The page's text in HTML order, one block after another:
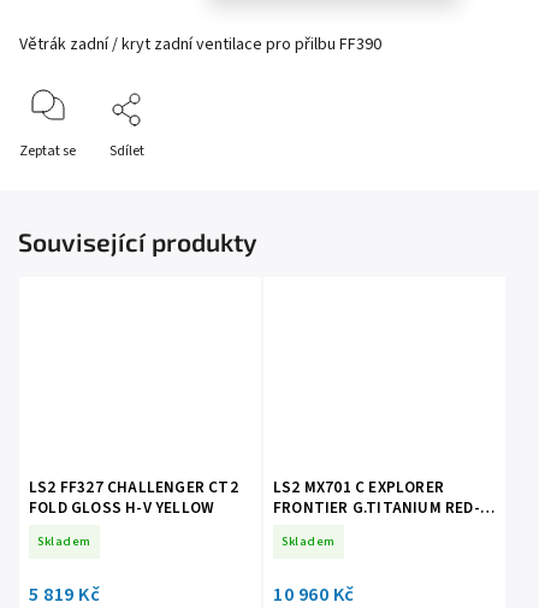
Větrák zadní / kryt zadní ventilace pro přilbu FF390
Zeptat se Sdílet
Související produkty
LS2 FF327 CHALLENGER CT2
FOLD GLOSS H-V YELLOW
Skladem
5 819 Kč
LS2 MX701 C EXPLORER
FRONTIER G.TITANIUM RED-
Skladem
10 960 Kč